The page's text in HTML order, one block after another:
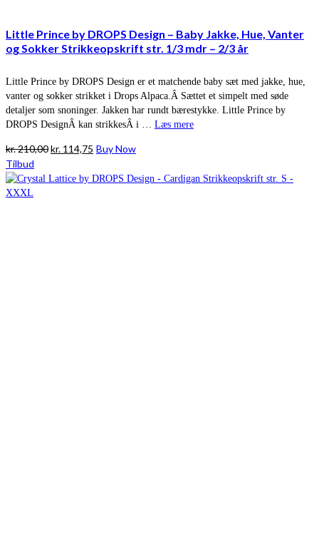
Little Prince by DROPS Design – Baby Jakke, Hue, Vanter
og Sokker Strikkeopskrift str. 1/3 mdr – 2/3 år
Little Prince by DROPS Design er et matchende baby sæt med jakke, hue,
vanter og sokker strikket i Drops Alpaca.Â Sættet et simpelt med søde
detaljer som snoninger. Jakken har rundt bærestykke. Little Prince by
DROPS DesignÂ kan strikkesÂ i … Læs mere
kr.210,00Den
pris
kr. 114,75 Den
pris
Buy Now
Tilbud